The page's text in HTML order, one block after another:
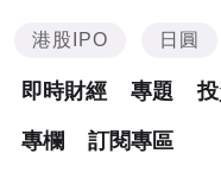
港股IPO 日圓
即時財經 專題
專欄 訂閱專區